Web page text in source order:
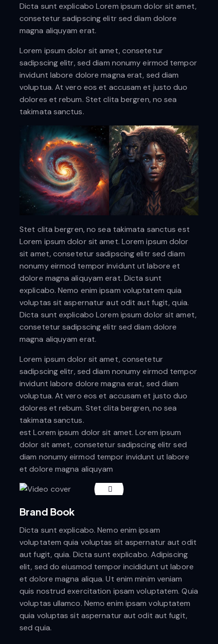
Dicta sunt explicabo Lorem ipsum dolor sit amet,
consetetur sadipscing elitr sed diam dolore
magna aliquyam erat.
Lorem ipsum dolor sit amet, consetetur
sadipscing elitr, sed diam nonumy eirmod tempor
invidunt labore dolore magna erat, sed diam
voluptua. At vero eos et accusam et justo duo
dolores et rebum. Stet clita bergren, no sea
takimata sanctus.
Stet clita bergren, no sea takimata sanctus est
Lorem ipsum dolor sit amet. Lorem ipsum dolor
sit amet, consetetur sadipscing elitr sed diam
nonumy eirmod tempor invidunt ut labore et
dolore magna aliquyam erat. Dicta sunt
explicabo. Nemo enim ipsam voluptatem quia
voluptas sit aspernatur aut odit aut fugit, quia.
Dicta sunt explicabo Lorem ipsum dolor sit amet,
consetetur sadipscing elitr sed diam dolore
magna aliquyam erat.
Lorem ipsum dolor sit amet, consetetur
sadipscing elitr, sed diam nonumy eirmod tempor
invidunt labore dolore magna erat, sed diam
voluptua. At vero eos et accusam et justo duo
dolores et rebum. Stet clita bergren, no sea
takimata sanctus.
est Lorem ipsum dolor sit amet. Lorem ipsum
dolor sit amet, consetetur sadipscing elitr sed
diam nonumy eirmod tempor invidunt ut labore
et dolore magna aliquyam
Brand Book
Dicta sunt explicabo. Nemo enim ipsam
voluptatem quia voluptas sit aspernatur aut odit
aut fugit, quia. Dicta sunt explicabo. Adipiscing
elit, sed do eiusmod tempor incididunt ut labore
et dolore magna aliqua. Ut enim minim veniam
quis nostrud exercitation ipsam voluptatem. Quia
voluptas ullamco. Nemo enim ipsam voluptatem
quia voluptas sit aspernatur aut odit aut fugit,
sed quia.